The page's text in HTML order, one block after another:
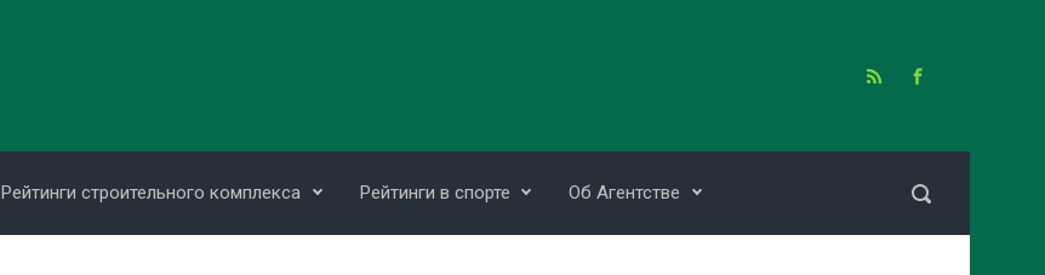
Рейтинги строительного комплекса Рейтинги в спорте Об Агентстве